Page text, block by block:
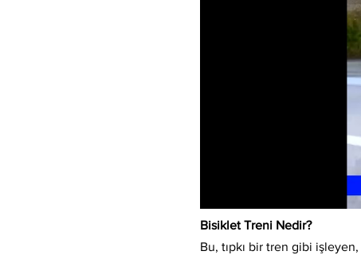
Bisiklet Treni Nedir?
Bu, tıpkı bir tren gibi işleyen,